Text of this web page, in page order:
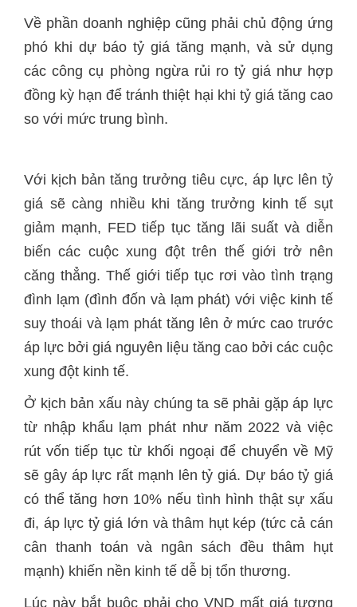
Về phần doanh nghiệp cũng phải chủ động ứng
phó khi dự báo tỷ giá tăng mạnh, và sử dụng
các công cụ phòng ngừa rủi ro tỷ giá như hợp
đồng kỳ hạn để tránh thiệt hại khi tỷ giá tăng cao
so với mức trung bình.
Với kịch bản tăng trưởng tiêu cực, áp lực lên tỷ
giá sẽ càng nhiều khi tăng trưởng kinh tế sụt
giảm mạnh, FED tiếp tục tăng lãi suất và diễn
biến các cuộc xung đột trên thế giới trở nên
căng thẳng. Thế giới tiếp tục rơi vào tình trạng
đình lạm (đình đốn và lạm phát) với việc kinh tế
suy thoái và lạm phát tăng lên ở mức cao trước
áp lực bởi giá nguyên liệu tăng cao bởi các cuộc
xung đột kinh tế.
Ở kịch bản xấu này chúng ta sẽ phải gặp áp lực
từ nhập khẩu lạm phát như năm 2022 và việc
rút vốn tiếp tục từ khối ngoại để chuyển về Mỹ
sẽ gây áp lực rất mạnh lên tỷ giá. Dự báo tỷ giá
có thể tăng hơn 10% nếu tình hình thật sự xấu
đi, áp lực tỷ giá lớn và thâm hụt kép (tức cả cán
cân thanh toán và ngân sách đều thâm hụt
mạnh) khiến nền kinh tế dễ bị tổn thương.
Lúc này bắt buộc phải cho VND mất giá tương